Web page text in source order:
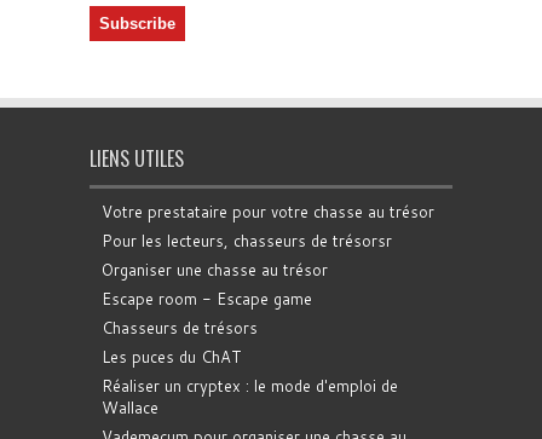
LIENS UTILES
Votre prestataire pour votre chasse au trésor
Pour les lecteurs, chasseurs de trésorsr
Organiser une chasse au trésor
Escape room - Escape game
Chasseurs de trésors
Les puces du ChAT
Réaliser un cryptex : le mode d'emploi de
Wallace